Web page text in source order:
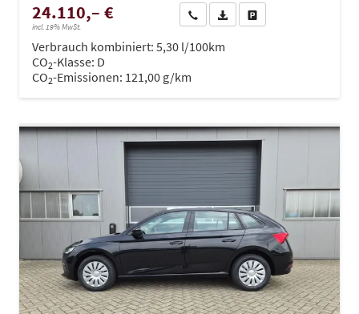
24.110,– €
incl. 19% MwSt.
Wir rufen Sie anPDF-Datei, Fahrzeugexposé
Verbrauch kombiniert: 5,30 l/100km
CO2-Klasse: D
CO2-Emissionen: 121,00 g/km